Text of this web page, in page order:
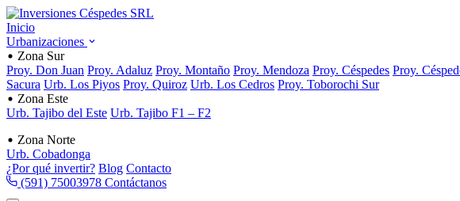
Inicio
Urbanizaciones
Zona Sur
Proy. Don Juan Proy. Adaluz Proy. Montaño Proy. Mendoza Proy. Céspedes Proy.
Sacura Urb. Los Piyos Proy. Quiroz Urb. Los Cedros Proy. Toborochi Sur
Zona Este
Urb. Tajibo del Este Urb. Tajibo F1 – F2
Zona Norte
Urb. Cobadonga
¿Por qué invertir? Blog Contacto
(591) 75003978 Contáctanos